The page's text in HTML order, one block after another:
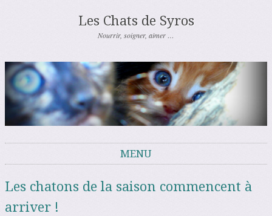
Les Chats de Syros
Nourrir, soigner, aimer …
MENU
Les chatons de la saison commencent à
arriver !